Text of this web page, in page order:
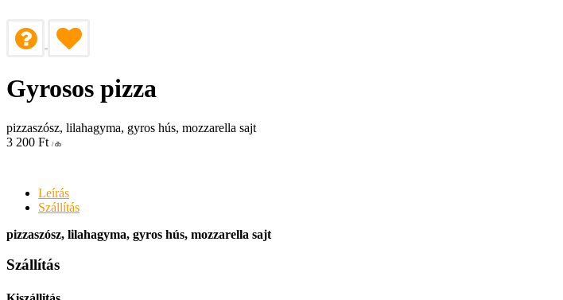
Gyrosos pizza
pizzaszósz, lilahagyma, gyros hús, mozzarella sajt
3 200 Ft / db
Leírás
Szállítás
pizzaszósz, lilahagyma, gyros hús, mozzarella sajt
Szállítás